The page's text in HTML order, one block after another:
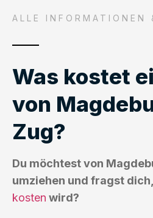
ALLE INFORMATIONEN
Was kostet
von
Zug?
Du möchtest von
umziehen und fragst
kosten wird?